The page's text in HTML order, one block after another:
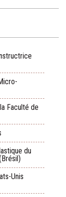
Faculté de
du
Unis